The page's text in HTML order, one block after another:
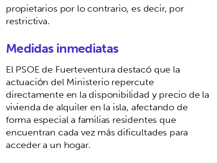
propietarios por lo contrario, es decir, por
restrictiva.
Medidas inmediatas
El PSOE de Fuerteventura destacó que la
actuación del Ministerio repercute
directamente en la disponibilidad y precio de la
vivienda de alquiler en la isla, afectando de
forma especial a familias residentes que
encuentran cada vez más dificultades para
acceder a un hogar.